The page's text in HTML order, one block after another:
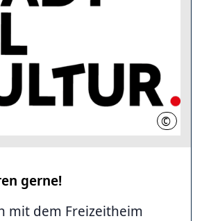
© LHH
gerne!
mit dem Freizeitheim